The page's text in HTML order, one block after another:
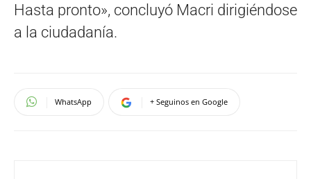
Hasta pronto», concluyó Macri dirigiéndose
a la ciudadanía.
WhatsApp + Seguinos en Google